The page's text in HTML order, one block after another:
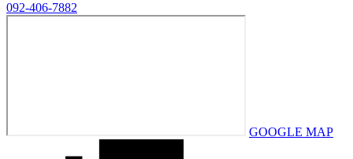
092-406-7882
GOOGLE MAP